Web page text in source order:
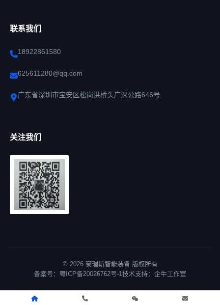
联系我们
18922861580
625611280@qq.com
广东省深圳市宝安区松岗洪桥头广深公路646号
关注我们
© 2026 豪瑞斯智能装备 版权所有
备案号： 粤ICP备20026762号-1技术支持： 企牛工作室